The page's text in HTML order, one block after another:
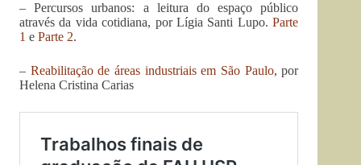
– Percursos urbanos: a leitura do espaço público
através da vida cotidiana, por Lígia Santi Lupo.Parte
1 e Parte 2.
– Reabilitação de áreas industriais em São Paulo, por
Helena Cristina Carias